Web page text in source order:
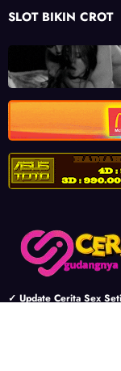
SLOT BIKIN CROT
✓ Update Cerita Sex